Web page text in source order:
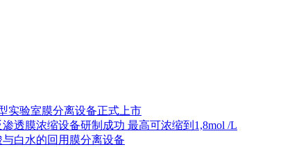
实验室膜分离设备正式上市
透膜浓缩设备研制成功 最高可浓缩到1,8mol /L
白水的回用膜分离设备